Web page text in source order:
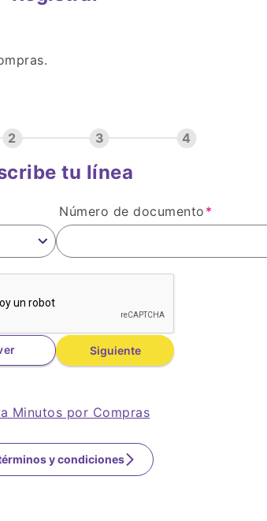
tu línea
2 3 4
Número de documento
Minutos por Compras
y condiciones